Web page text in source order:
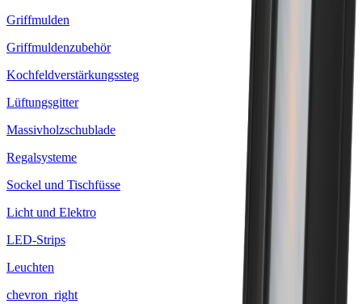
Griffmulden
Griffmuldenzubehör
Kochfeldverstärkungssteg
Lüftungsgitter
Massivholzschublade
Regalsysteme
Sockel und Tischfüsse
Licht und Elektro
LED-Strips
Leuchten
chevron_right